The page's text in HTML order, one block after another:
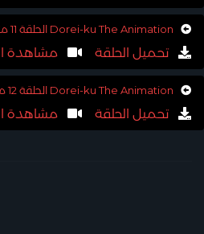
Dorei-ku The Animation الحلقة 11 مترجمة اون لاين
تحميل الحلقة مشاهدة
Dorei-ku The Animation الحلقة 12 مترجمة اون لاين
تحميل الحلقة مشاهدة